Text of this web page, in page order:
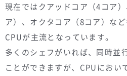
現在ではクアッドコア（4コア
ア）、オクタコア（8コア）な
CPUが主流となっています。
多くのシェフがいれば、同時並
ことができますが、CPUにおい